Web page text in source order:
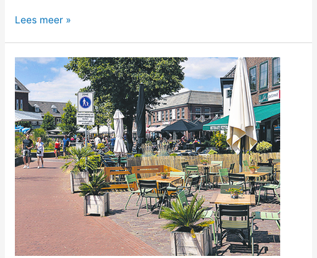
Lees meer »
Coronatijd
en
zomerreces